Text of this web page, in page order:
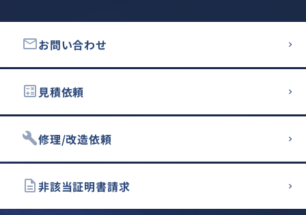
emailお問い合わせ
calculate 見積依頼
build修理/改造依頼
description非該当証明書請求